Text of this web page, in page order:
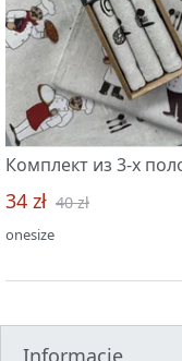
34 zł 40 zł
onesize
Informacje